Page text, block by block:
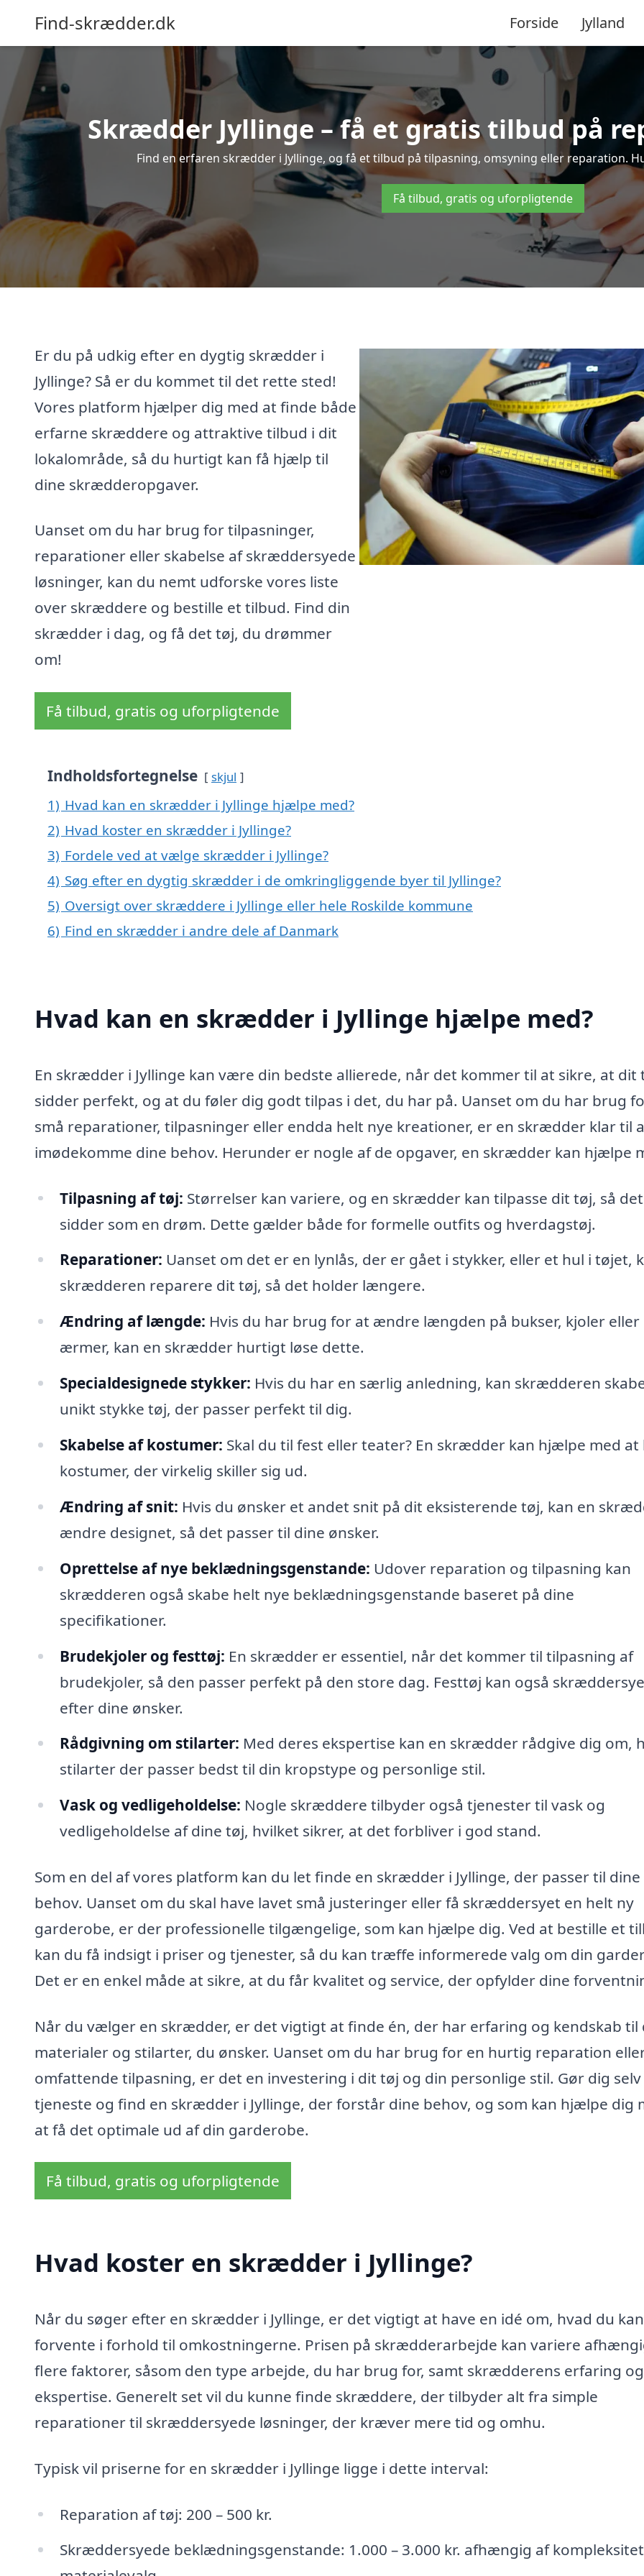
Find-skrædder.dk Forside Jylland
Skrædder Jyllinge – få et gratis tilbud på
Find en erfaren skrædder i Jyllinge, og få et tilbud på tilpasning, omsyning eller reparation.
Få tilbud, gratis og uforpligtende
Er du på udkig efter en dygtig skrædder i
Jyllinge? Så er du kommet til det rette sted!
Vores platform hjælper dig med at finde både
erfarne skræddere og attraktive tilbud i dit
lokalområde, så du hurtigt kan få hjælp til
dine skrædderopgaver.
Uanset om du har brug for tilpasninger,
reparationer eller skabelse af skræddersyede
løsninger, kan du nemt udforske vores liste
over skræddere og bestille et tilbud. Find din
skrædder i dag, og få det tøj, du drømmer
om!
Få tilbud, gratis og uforpligtende
Indholdsfortegnelse skjul
1) Hvad kan en skrædder i Jyllinge hjælpe med?
2) Hvad koster en skrædder i Jyllinge?
3) Fordele ved at vælge skrædder i Jyllinge?
4) Søg efter en dygtig skrædder i de omkringliggende byer til Jyllinge?
5) Oversigt over skræddere i Jyllinge eller hele Roskilde kommune
6) Find en skrædder i andre dele af Danmark
Hvad kan en skrædder i Jyllinge hjælpe med?
En skrædder i Jyllinge kan være din bedste allierede, når det kommer til at sikre, at dit
sidder perfekt, og at du føler dig godt tilpas i det, du har på. Uanset om du har brug
små reparationer, tilpasninger eller endda helt nye kreationer, er en skrædder klar til
imødekomme dine behov. Herunder er nogle af de opgaver, en skrædder kan hjælpe
Tilpasning af tøj: Størrelser kan variere, og en skrædder kan tilpasse dit tøj, så det
sidder som en drøm. Dette gælder både for formelle outfits og hverdagstøj.
Reparationer: Uanset om det er en lynlås, der er gået i stykker, eller et hul i tøjet,
skrædderen reparere dit tøj, så det holder længere.
Ændring af længde: Hvis du har brug for at ændre længden på bukser, kjoler eller
ærmer, kan en skrædder hurtigt løse dette.
Specialdesignede stykker: Hvis du har en særlig anledning, kan skrædderen
unikt stykke tøj, der passer perfekt til dig.
Skabelse af kostumer: Skal du til fest eller teater? En skrædder kan hjælpe med at
kostumer, der virkelig skiller sig ud.
Ændring af snit: Hvis du ønsker et andet snit på dit eksisterende tøj, kan en
ændre designet, så det passer til dine ønsker.
Oprettelse af nye beklædningsgenstande: Udover reparation og tilpasning kan
skrædderen også skabe helt nye beklædningsgenstande baseret på dine
specifikationer.
Brudekjoler og festtøj: En skrædder er essentiel, når det kommer til tilpasning af
brudekjoler, så den passer perfekt på den store dag. Festtøj kan også
efter dine ønsker.
Rådgivning om stilarter: Med deres ekspertise kan en skrædder rådgive dig om,
stilarter der passer bedst til din kropstype og personlige stil.
Vask og vedligeholdelse: Nogle skræddere tilbyder også tjenester til vask og
vedligeholdelse af dine tøj, hvilket sikrer, at det forbliver i god stand.
Som en del af vores platform kan du let finde en skrædder i Jyllinge, der passer til dine
behov. Uanset om du skal have lavet små justeringer eller få skræddersyet en helt ny
garderobe, er der professionelle tilgængelige, som kan hjælpe dig. Ved at bestille et
kan du få indsigt i priser og tjenester, så du kan træffe informerede valg om din
Det er en enkel måde at sikre, at du får kvalitet og service, der opfylder dine
Når du vælger en skrædder, er det vigtigt at finde én, der har erfaring og kendskab til
materialer og stilarter, du ønsker. Uanset om du har brug for en hurtig reparation
omfattende tilpasning, er det en investering i dit tøj og din personlige stil. Gør dig selv
tjeneste og find en skrædder i Jyllinge, der forstår dine behov, og som kan hjælpe dig
at få det optimale ud af din garderobe.
Få tilbud, gratis og uforpligtende
Hvad koster en skrædder i Jyllinge?
Når du søger efter en skrædder i Jyllinge, er det vigtigt at have en idé om, hvad du kan
forvente i forhold til omkostningerne. Prisen på skrædderarbejde kan variere
flere faktorer, såsom den type arbejde, du har brug for, samt skrædderens erfaring og
ekspertise. Generelt set vil du kunne finde skræddere, der tilbyder alt fra simple
reparationer til skræddersyede løsninger, der kræver mere tid og omhu.
Typisk vil priserne for en skrædder i Jyllinge ligge i dette interval:
Reparation af tøj: 200 – 500 kr.
Skræddersyede beklædningsgenstande: 1.000 – 3.000 kr. afhængig af